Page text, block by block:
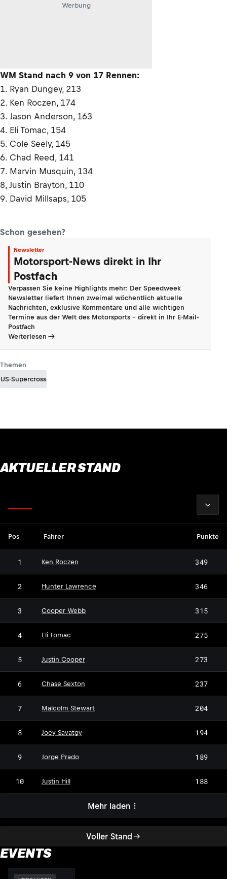
Werbung
WM Stand nach 9 von 17 Rennen:
1. Ryan Dungey, 213
2. Ken Roczen, 174
3. Jason Anderson, 163
4. Eli Tomac, 154
5. Cole Seely, 145
6. Chad Reed, 141
7. Marvin Musquin, 134
8, Justin Brayton, 110
9. David Millsaps, 105
Schon gesehen?
Newsletter
Motorsport-News direkt in Ihr
Postfach
Verpassen Sie keine Highlights mehr: Der Speedweek
Newsletter liefert Ihnen zweimal wöchentlich aktuelle
Nachrichten, exklusive Kommentare und alle wichtigen
Termine aus der Welt des Motorsports - direkt in Ihr E-Mail-
Postfach
Weiterlesen
Themen
US-Supercross
AKTUELLER STAND
Voller Stand
Pos Fahrer Punkte
1 Ken Roczen 349
2 Hunter Lawrence 346
3 Cooper Webb 315
4 Eli Tomac 275
5 Justin Cooper 273
6 Chase Sexton 237
7 Malcolm Stewart 204
8 Joey Savatgy 194
9 Jorge Prado 189
10 Justin Hill 188
Mehr laden
EVENTS